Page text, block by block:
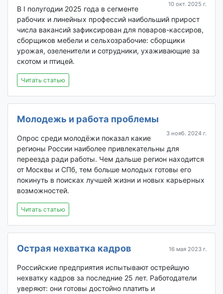
10 окт. 2025 г.
В I полугодии 2025 года в сегменте
рабочих и линейных профессий наибольший прирост
числа вакансий зафиксирован для поваров-кассиров,
сборщиков мебели и сельхозрабочие: сборщики
урожая, озеленители и сотрудники, ухаживающие за
скотом и птицей.
Читать статью
Молодежь и работа проблемы
3 нояб. 2024 г.
Опрос среди молодёжи показал какие
регионы России наиболее привлекательны для
переезда ради работы. Чем дальше регион находится
от Москвы и СПб, тем больше молодых готовы его
покинуть в поисках лучшей жизни и новых карьерных
возможностей.
Читать статью
Острая нехватка кадров 16 мая 2023 г.
Российские предприятия испытывают острейшую
нехватку кадров за последние 25 лет. Работодатели
уверяют: они готовы достойно платить и